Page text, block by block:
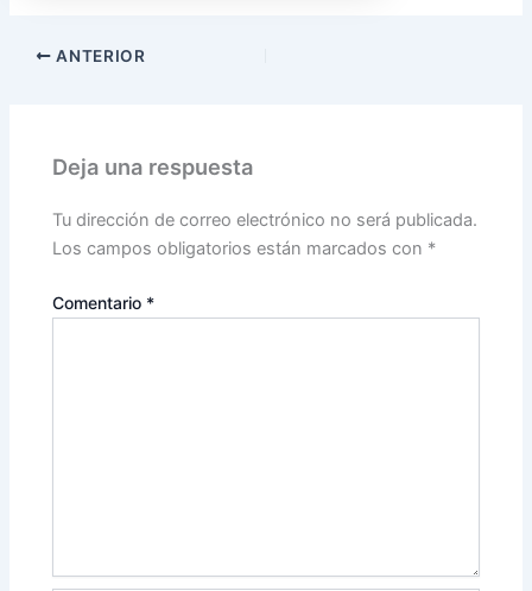
ANTERIOR
Deja una respuesta
Tu dirección de correo electrónico no será publicada.
Los campos obligatorios están marcados con *
Comentario *